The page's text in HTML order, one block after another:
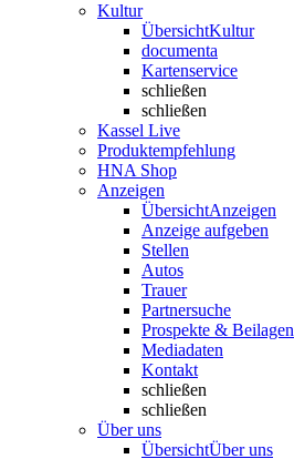
Kultur
ÜbersichtKultur
documenta
Kartenservice
schließen
schließen
Kassel Live
Produktempfehlung
HNA Shop
Anzeigen
ÜbersichtAnzeigen
Anzeige aufgeben
Stellen
Autos
Trauer
Partnersuche
Prospekte & Beilagen
Mediadaten
Kontakt
schließen
schließen
Über uns
ÜbersichtÜber uns